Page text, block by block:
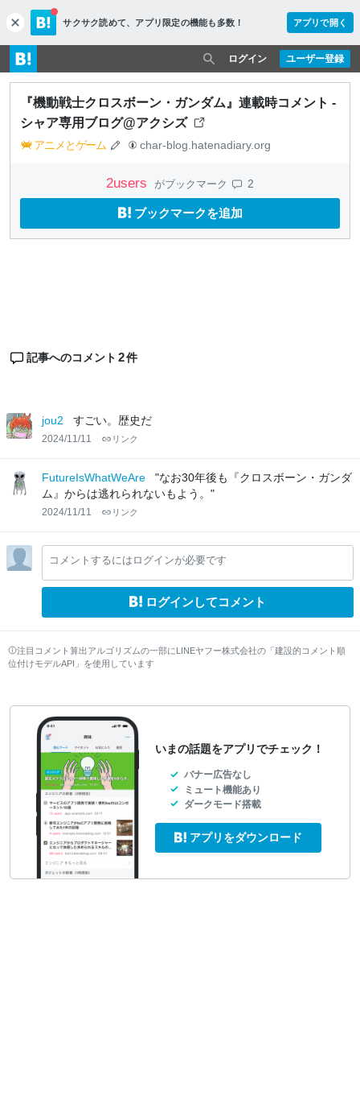
c
l
o
s
e
サクサク読めて、 アプリ限定の機能も多数！ アプリで開く
ユーザー登録
ログイン
『機動戦士クロスボーン・ガンダム』連載時コメント -
シャア専用ブログ@アクシズ
アニメとゲーム char-blog.hatenadiary.org
2users がブックマーク 2
ブックマークを追加
記事へのコメント 2件
jou2 すごい。歴史だ
2024/11/11 リンク
FutureIsWhatWeAre
"なお30年後も『クロスボーン・ガンダ
ム』からは逃れられないもよう。"
2024/11/11 リンク
コメントするにはログインが必要です
ログインしてコメント
注目コメント算出アルゴリズムの一部にLINEヤフー株式会社の「建設的コメント順
位付けモデルAPI」を使用しています
いまの話題をアプリでチェック！
バナー広告なし
ミュート機能あり
ダークモード搭載
アプリをダウンロード